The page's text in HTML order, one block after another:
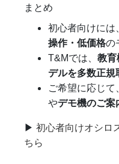
まとめ
初心者向けには
操作・低価格の
T&Mでは、 教育
デルを多数正規
ご希望に応じて
やデモ機のご案
▶ 初心者向けオシロ
ちら